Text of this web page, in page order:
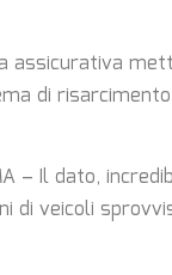
assicurativa
di
– Il dato,
di veicoli